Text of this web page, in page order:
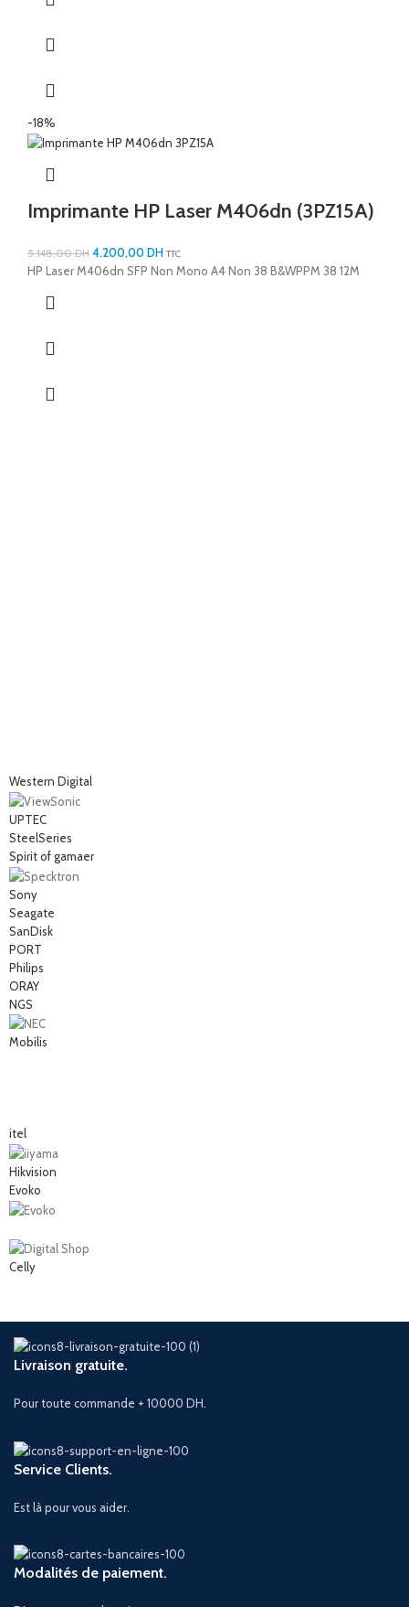
-18%
Imprimante HP Laser M406dn (3PZ15A)
5.148,00DH 4.200,00DH TTC
HP Laser M406dn SFP Non Mono A4 Non 38 B&WPPM 38 12M
Western Digital
UPTEC
SteelSeries
Spirit of gamaer
Sony
Seagate
SanDisk
PORT
Philips
ORAY
NGS
Mobilis
itel
Hikvision
Evoko
Celly
Livraison gratuite.
Pour toute commande + 10000 DH.
Service Clients.
Est là pour vous aider.
Modalités de paiement.